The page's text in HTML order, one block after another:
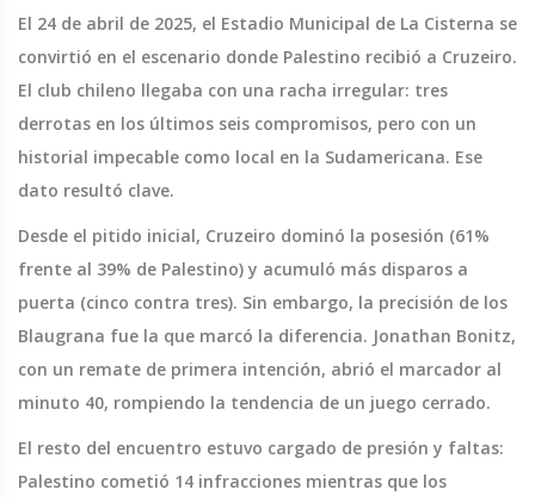
El 24 de abril de 2025, el Estadio Municipal de La Cisterna se
convirtió en el escenario donde Palestino recibió a Cruzeiro.
El club chileno llegaba con una racha irregular: tres
derrotas en los últimos seis compromisos, pero con un
historial impecable como local en la Sudamericana. Ese
dato resultó clave.
Desde el pitido inicial, Cruzeiro dominó la posesión (61%
frente al 39% de Palestino) y acumuló más disparos a
puerta (cinco contra tres). Sin embargo, la precisión de los
Blaugrana fue la que marcó la diferencia. Jonathan Bonitz,
con un remate de primera intención, abrió el marcador al
minuto 40, rompiendo la tendencia de un juego cerrado.
El resto del encuentro estuvo cargado de presión y faltas:
Palestino cometió 14 infracciones mientras que los